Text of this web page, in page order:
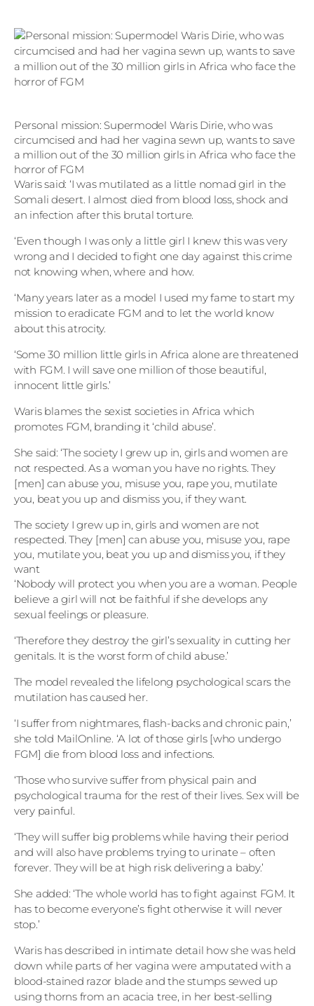
Personal mission: Supermodel Waris Dirie, who was
circumcised and had her vagina sewn up, wants to save
a million out of the 30 million girls in Africa who face the
horror of FGM
Waris said: ‘I was mutilated as a little nomad girl in the
Somali desert. I almost died from blood loss, shock and
an infection after this brutal torture.
‘Even though I was only a little girl I knew this was very
wrong and I decided to fight one day against this crime
not knowing when, where and how.
‘Many years later as a model I used my fame to start my
mission to eradicate FGM and to let the world know
about this atrocity.
‘Some 30 million little girls in Africa alone are threatened
with FGM. I will save one million of those beautiful,
innocent little girls.’
Waris blames the sexist societies in Africa which
promotes FGM, branding it ‘child abuse’.
She said: ‘The society I grew up in, girls and women are
not respected. As a woman you have no rights. They
[men] can abuse you, misuse you, rape you, mutilate
you, beat you up and dismiss you, if they want.
The society I grew up in, girls and women are not
respected. They [men] can abuse you, misuse you, rape
you, mutilate you, beat you up and dismiss you, if they
want
‘Nobody will protect you when you are a woman. People
believe a girl will not be faithful if she develops any
sexual feelings or pleasure.
‘Therefore they destroy the girl’s sexuality in cutting her
genitals. It is the worst form of child abuse.’
The model revealed the lifelong psychological scars the
mutilation has caused her.
‘I suffer from nightmares, flash-backs and chronic pain,’
she told MailOnline. ‘A lot of those girls [who undergo
FGM] die from blood loss and infections.
‘Those who survive suffer from physical pain and
psychological trauma for the rest of their lives. Sex will be
very painful.
‘They will suffer big problems while having their period
and will also have problems trying to urinate – often
forever. They will be at high risk delivering a baby.’
She added: ‘The whole world has to fight against FGM. It
has to become everyone’s fight otherwise it will never
stop.’
Waris has described in intimate detail how she was held
down while parts of her vagina were amputated with a
blood-stained razor blade and the stumps sewed up
using thorns from an acacia tree, in her best-selling